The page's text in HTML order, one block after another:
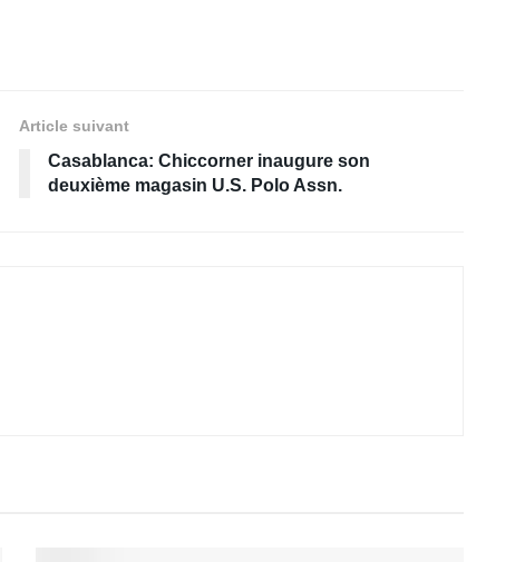
Article suivant
Casablanca: Chiccorner inaugure son
deuxième magasin U.S. Polo Assn.